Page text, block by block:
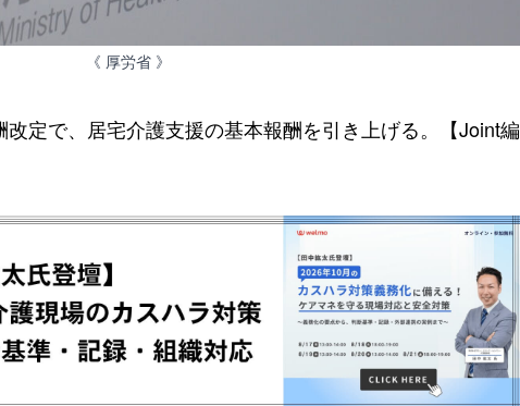
《 厚労省 》
定で、居宅介護支援の基本報酬を引き上げる。【Joint編